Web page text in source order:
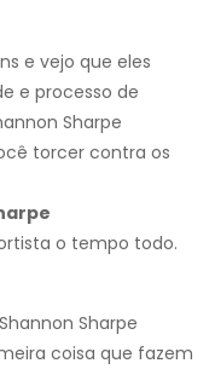
e vejo que eles
e processo de
Sharpe
torcer contra os
o tempo todo.
Sharpe
coisa que fazem